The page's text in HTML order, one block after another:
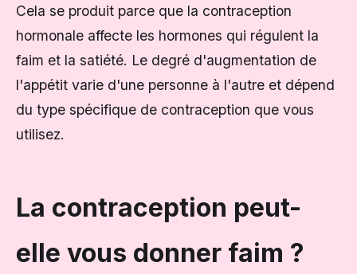
Cela se produit parce que la contraception
hormonale affecte les hormones qui régulent la
faim et la satiété. Le degré d'augmentation de
l'appétit varie d'une personne à l'autre et dépend
du type spécifique de contraception que vous
utilisez.
La contraception peut-
elle vous donner faim ?